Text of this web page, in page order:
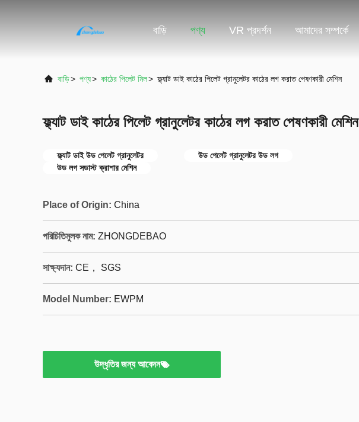
বাড়ি পণ্য VR প্রদর্শন আমাদের সম্পর্কে
বাড়ি> পণ্য> কাঠের পিলেট মিল> ফ্ল্যাট ডাই কাঠের পিলেট গ্রানুলেটর কাঠের লগ করাত পেষণকারী মেশিন
ফ্ল্যাট ডাই কাঠের পিলেট গ্রানুলেটর কাঠের লগ করাত পেষণকারী মেশিন
ফ্ল্যাট ডাই উড পেলেট গ্রানুলেটর
উড পেলেট গ্রানুলেটর উড লগ
উড লগ সডাস্ট ক্রাশার মেশিন
Place of Origin: China
পরিচিতিমুলক নাম: ZHONGDEBAO
সাক্ষ্যদান: CE， SGS
Model Number: EWPM
উদ্ধৃতির জন্য আবেদন